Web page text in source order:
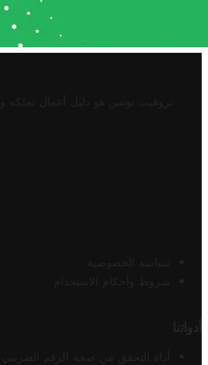
تروفيت تونس هو دليل أعمال تملكه
سياسة الخصوصية
شروط وأحكام الاستخدام
أدواتنا
أداة التحقق من صحة الرقم الضريبي